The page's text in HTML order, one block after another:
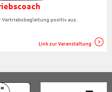
Vertriebsbegleitung positiv aus.
Link zur Veranstaltung